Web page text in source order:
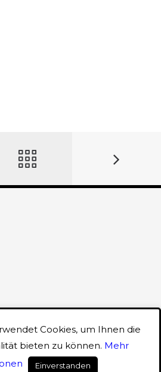
Cookies, um Ihnen die
bieten zu können. Mehr
Einverstanden